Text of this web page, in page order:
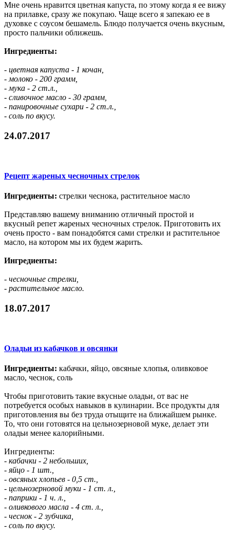
Мне очень нравится цветная капуста, по этому когда я ее вижу
на прилавке, сразу же покупаю. Чаще всего я запекаю ее в
духовке с соусом бешамель. Блюдо получается очень вкусным,
просто пальчики оближешь.
Ингредиенты:
- цветная капуста - 1 кочан,
- молоко - 200 грамм,
- мука - 2 ст.л.,
- сливочное масло - 30 грамм,
- панировочные сухари - 2 ст.л.,
- соль по вкусу.
24.07.2017
Рецепт жареных чесночных стрелок
Ингредиенты: стрелки чеснока, растительное масло
Представляю вашему вниманию отличный простой и
вкусный репет жареных чесночных стрелок. Приготовить их
очень просто - вам понадобятся сами стрелки и растительное
масло, на котором мы их будем жарить.
Ингредиенты:
- чесночные стрелки,
- растительное масло.
18.07.2017
Оладьи из кабачков и овсянки
Ингредиенты: кабачки, яйцо, овсяные хлопья, оливковое
масло, чеснок, соль
Чтобы приготовить такие вкусные оладьи, от вас не
потребуется особых навыков в кулинарии. Все продукты для
приготовления вы без труда отыщите на ближайшем рынке.
То, что они готовятся на цельнозерновой муке, делает эти
оладьи менее калорийными.
Ингредиенты:
- кабачки - 2 небольших,
- яйцо - 1 шт.,
- овсяных хлопьев - 0,5 ст.,
- цельнозерновой муки - 1 ст. л.,
- паприки - 1 ч. л.,
- оливкового масла - 4 ст. л.,
- чеснок - 2 зубчика,
- соль по вкусу.